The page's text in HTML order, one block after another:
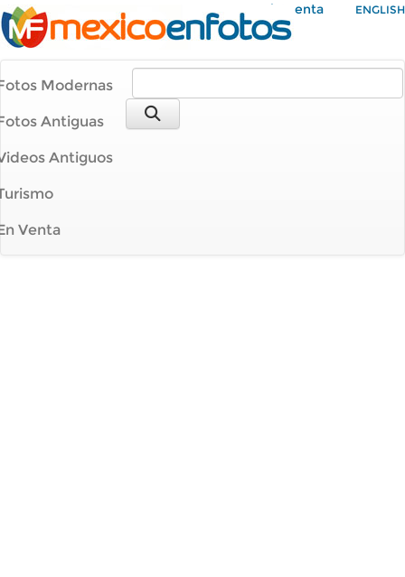
Mi Cuenta ENGLISH
Modernas
Antiguas
Antiguos
Venta